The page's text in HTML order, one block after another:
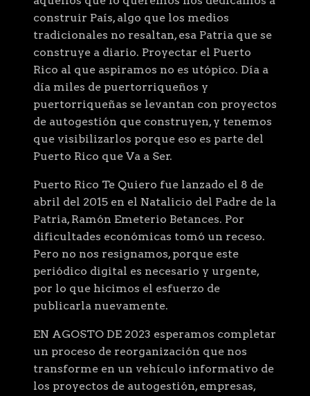
construir País, algo que los medios
tradicionales no resaltan, esa Patria que se
construye a diario. Proyectar el Puerto
Rico al que aspiramos no es utópico. Día a
día miles de puertorriqueños y
puertorriqueñas se levantan con proyectos
de autogestión que construyen, y tenemos
que visibilizarlos porque eso es parte del
Puerto Rico que Va a Ser.
Puerto Rico Te Quiero fue lanzado el 8 de
abril del 2015 en el Natalicio del Padre de la
Patria, Ramón Emeterio Betances. Por
dificultades económicas tomó un receso.
Pero no nos resignamos, porque este
periódico digital es necesario y urgente,
por lo que hicimos el esfuerzo de
publicarla nuevamente.
EN AGOSTO DE 2023 esperamos completar
un proceso de reorganización que nos
transforme en un vehículo informativo de
los proyectos de autogestión, empresas,